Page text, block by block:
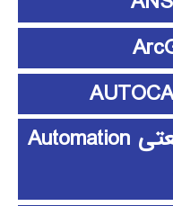
آموزش اتوماسیون صنعتی Automation